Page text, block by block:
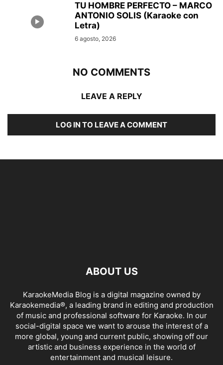
TU HOMBRE PERFECTO – MARCO
ANTONIO SOLIS (Karaoke con
Letra)
6 agosto, 2026
NO COMMENTS
LEAVE A REPLY
LOG IN TO LEAVE A COMMENT
ABOUT US
KaraokeMedia Blog is a digital magazine owned by
Karaokemedia®, a leading brand in editing and production
of music and professional software for Karaoke. In our
social-digital space we want to arouse the interest of a
more global, young and current public, showing off our
artistic and business experience in the world of
entertainment and musical leisure.